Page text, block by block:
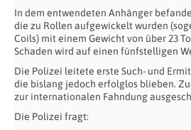
In dem entwendeten Anhänger
die zu Rollen aufgewickelt wurden
Coils) mit einem Gewicht von über 23
Schaden wird auf einen fünfstelligen
Die Polizei leitete erste Such- und
die bislang jedoch erfolglos blieben.
zur internationalen Fahndung
Die Polizei fragt: